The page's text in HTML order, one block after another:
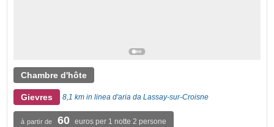
Chambre d'hôte
Gievres 8,1 km in linea d'aria da Lassay-sur-Croisne
à partir de 60 euros per 1 notte 2 persone